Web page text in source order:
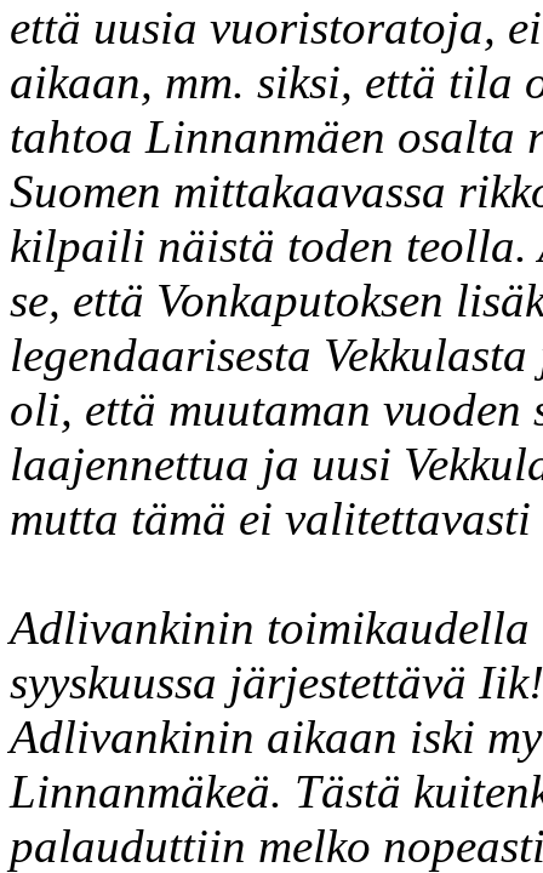
että uusia vuoristoratoja,
aikaan, mm. siksi, että tila
tahtoa Linnanmäen osalta
Suomen mittakaavassa
kilpaili näistä toden
se, että Vonkaputoksen
legendaarisesta
oli, että muutaman
laajennettua ja uusi
mutta tämä ei
Adlivankinin toimikaudella
syyskuussa järjestettävä
Adlivankinin aikaan iski
Linnanmäkeä. Tästä
palauduttiin melko